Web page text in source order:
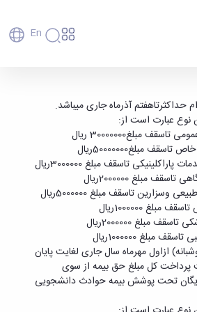
En
همدان آذرماه جاری میباشد.
نوع عبارت است از:
ازاول مهرماه سال جاری لغایت پایان
93 (به جهت پرداخت کل مبلغ حق بیمه از سوی
تحت پوشش بیمه حوادث دانشجویی